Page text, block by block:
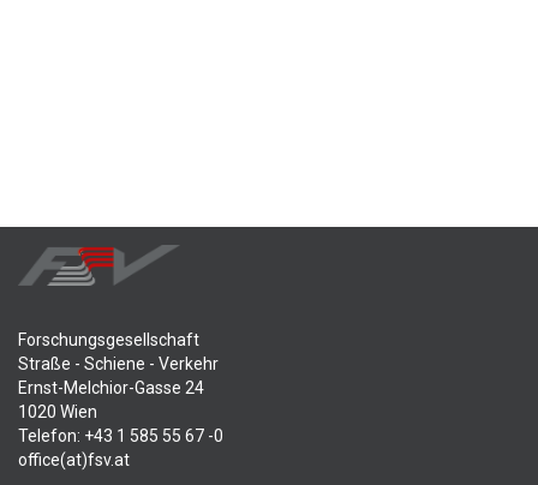
Forschungsgesellschaft
Straße - Schiene - Verkehr
Ernst-Melchior-Gasse 24
1020 Wien
Telefon: +43 1 585 55 67 -0
office(at)fsv.at